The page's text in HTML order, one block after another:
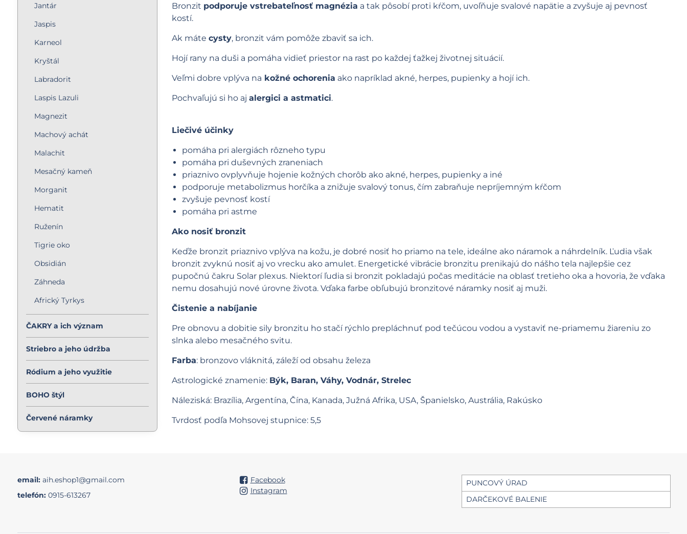
Bronzit podporuje vstrebateľnosť magnézia a tak pôsobí proti kŕčom, uvoľňuje svalové napätie a zvyšuje aj pevnosť
kostí.
Ak mátecysty, bronzit vám pomôže zbaviť sa ich.
Hojí rany na duši a pomáha vidieť priestor na rast po každej ťažkej životnej situácií.
Veľmi dobre vplýva na kožné ochorenia ako napríklad akné, herpes, pupienky a hojí ich.
Pochvaľujú si ho ajalergici a astmatici.
Liečivé účinky
pomáha pri alergiách rôzneho typu
pomáha pri duševných zraneniach
priaznivo ovplyvňuje hojenie kožných chorôb ako akné, herpes, pupienky a iné
podporuje metabolizmus horčíka a znižuje svalový tonus, čím zabraňuje nepríjemným kŕčom
zvyšuje pevnosť kostí
pomáha pri astme
Ako nosiť bronzit
Keďže bronzit priaznivo vplýva na kožu, je dobré nosiť ho priamo na tele, ideálne ako náramok a náhrdelník. Ľudia však
bronzit zvyknú nosiť aj vo vrecku ako amulet. Energetické vibrácie bronzitu prenikajú do nášho tela najlepšie cez
pupočnú čakru Solar plexus. Niektorí ľudia si bronzit pokladajú počas meditácie na oblasť tretieho oka a hovoria, že vďaka
nemu dosahujú nové úrovne života. Vďaka farbe obľubujú bronzitové náramky nosiť aj muži.
Čistenie a nabíjanie
Pre obnovu a dobitie sily bronzitu ho stačí rýchlo prepláchnuť pod tečúcou vodou a vystaviť ne-priamemu žiareniu zo
slnka alebo mesačného svitu.
Farba: bronzovo vláknitá, záleží od obsahu železa
Astrologické znamenie: Býk, Baran, Váhy, Vodnár, Strelec
Náleziská: Brazília, Argentína, Čína, Kanada, Južná Afrika, USA, Španielsko, Austrália, Rakúsko
Tvrdosť podľa Mohsovej stupnice: 5,5
Jantár
Jaspis
Karneol
Kryštál
Labradorit
Laspis Lazuli
Magnezit
Machový achát
Malachit
Mesačný kameň
Morganit
Hematit
Ruženín
Tigrie oko
Obsidián
Záhneda
Africký Tyrkys
ČAKRY a ich význam
Striebro a jeho údržba
Ródium a jeho využitie
BOHO štýl
Červené náramky
email: aih.eshop1@gmail.com
telefón: 0915-613267
Facebook
Instagram
PUNCOVÝ ÚRAD
DARČEKOVÉ BALENIE